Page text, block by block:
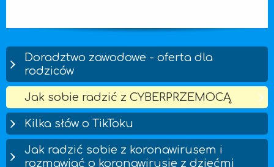
Doradztwo zawodowe - oferta dla
rodziców
Jak sobie radzić z CYBERPRZEMOCĄ
Kilka słów o TikToku
Jak radzić sobie z koronawirusem i
rozmawiać o koronawirusie z dziećmi